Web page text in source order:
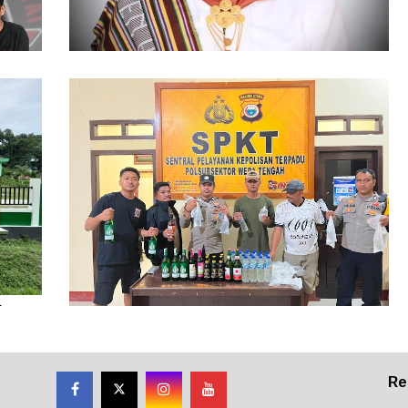
86 Kasus Kekerasan Perempuan dan Anak
Terjadi di Halmahera Tengah
Botol Miras Ilegal di Lelilef Waibulen